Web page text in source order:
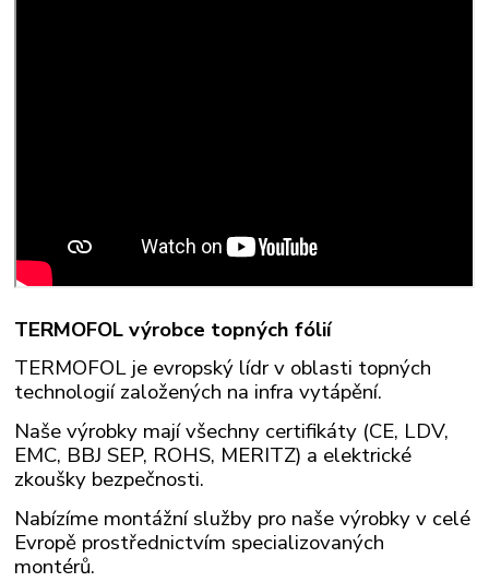
TERMOFOL výrobce topných fólií
TERMOFOL je evropský lídr v oblasti topných
technologií založených na infra vytápění.
Naše výrobky mají všechny certifikáty (CE, LDV,
EMC, BBJ SEP, ROHS, MERITZ) a elektrické
zkoušky bezpečnosti.
Nabízíme montážní služby pro naše výrobky v celé
Evropě prostřednictvím specializovaných
montérů.